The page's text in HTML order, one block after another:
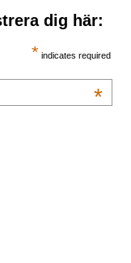
dig här:
* indicates required
*